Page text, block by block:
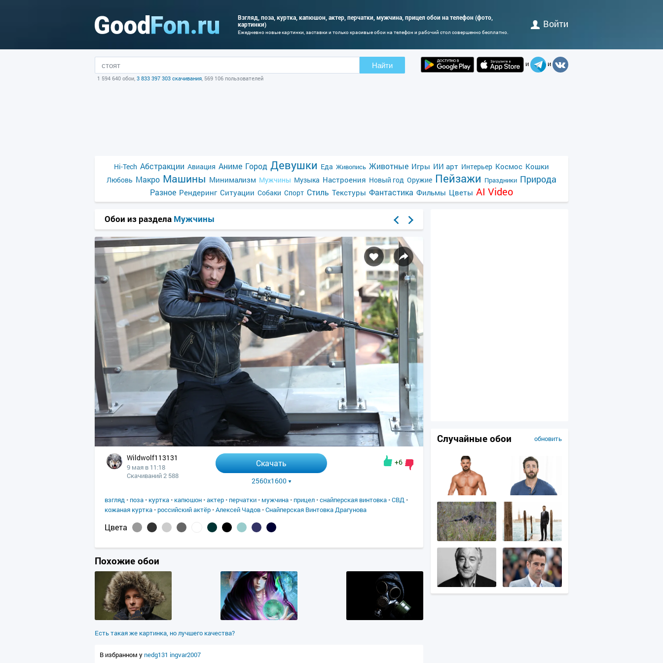
Взгляд, поза, куртка, капюшон, актер, перчатки, мужчина, прицел обои на телефон (фото,
картинки)
Ежедневно новые картинки, заставки и только красивые обои на телефон и рабочий стол совершенно бесплатно.
Войти
Найти
1 594 640 обои, 3 833 397 303 скачивания, 569 106 пользователей
и и
Hi-Tech Абстракции Авиация Аниме Город Девушки Еда Живопись Животные Игры ИИ арт Интерьер Космос Кошки
Любовь Макро Машины Минимализм Мужчины Музыка Настроения Новый год Оружие Пейзажи Праздники Природа
Разное Рендеринг Ситуации Собаки Спорт Стиль Текстуры Фантастика Фильмы Цветы AI Video
Обои из раздела Мужчины
Wildwolf113131
9 мая в 11:18
Скачиваний 2 588
Скачать
2560x1600
+6
взгляд • поза • куртка • капюшон •актер • перчатки • мужчина • прицел •снайперская винтовка •СВД •
кожаная куртка • российский актёр •Алексей Чадов •Снайперская Винтовка Драгунова
Цвета
Похожие обои
Есть такая же картинка, но лучшего качества?
В избранном у nedg131 ingvar2007
обновить
Случайные обои